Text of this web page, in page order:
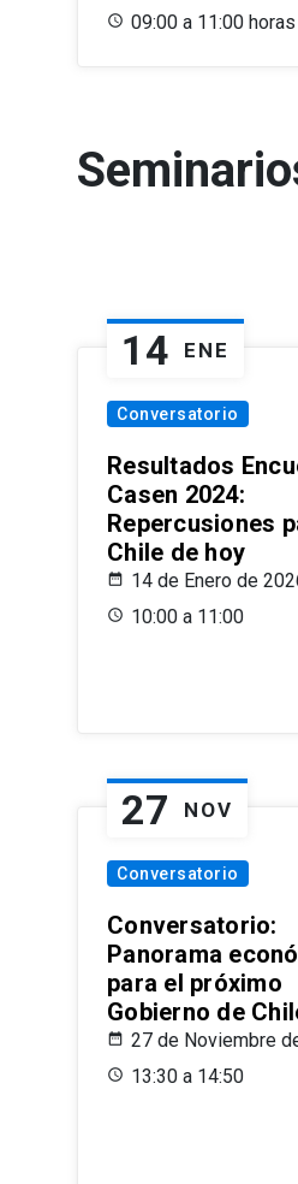
09:00 a 11:00 horas
14 ENE
Conversatorio
Resultados
Casen 2024:
Repercusiones
Chile de hoy
14 de Enero de
10:00 a 11:00
27 NOV
Conversatorio
Conversatorio:
Panorama
para el próximo
Gobierno de
27 de Noviembre
13:30 a 14:50